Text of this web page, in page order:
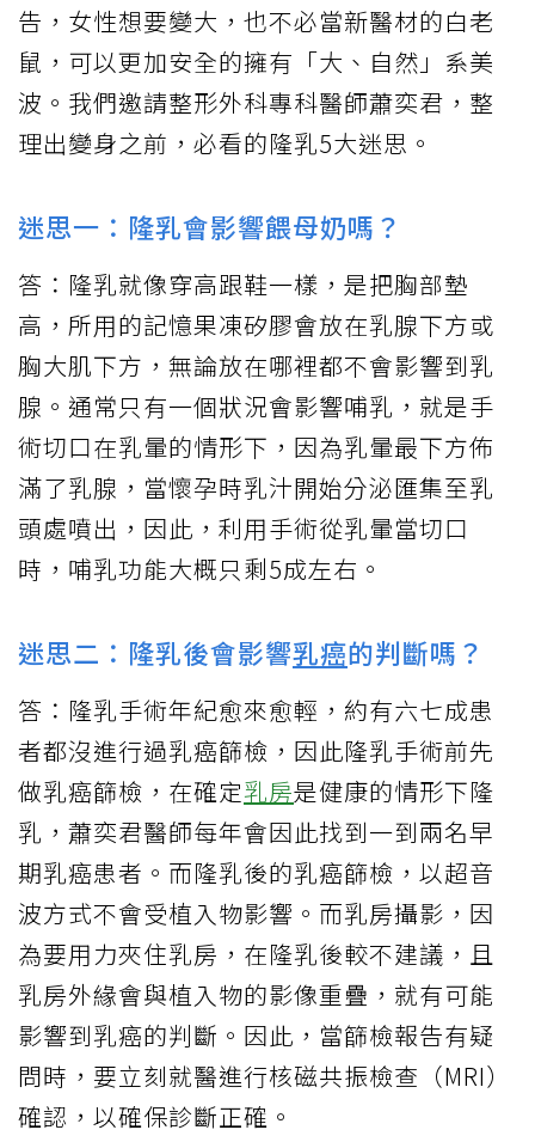
告，女性想要變大，也不必當新醫材的白老
鼠，可以更加安全的擁有「大、自然」系美
波。我們邀請整形外科專科醫師蕭奕君，整
理出變身之前，必看的隆乳5大迷思。
迷思一：隆乳會影響餵母奶嗎？
答：隆乳就像穿高跟鞋一樣，是把胸部墊
高，所用的記憶果凍矽膠會放在乳腺下方或
胸大肌下方，無論放在哪裡都不會影響到乳
腺。通常只有一個狀況會影響哺乳，就是手
術切口在乳暈的情形下，因為乳暈最下方佈
滿了乳腺，當懷孕時乳汁開始分泌匯集至乳
頭處噴出，因此，利用手術從乳暈當切口
時，哺乳功能大概只剩5成左右。
迷思二：隆乳後會影響乳癌的判斷嗎？
答：隆乳手術年紀愈來愈輕，約有六七成患
者都沒進行過乳癌篩檢，因此隆乳手術前先
做乳癌篩檢，在確定乳房是健康的情形下隆
乳，蕭奕君醫師每年會因此找到一到兩名早
期乳癌患者。而隆乳後的乳癌篩檢，以超音
波方式不會受植入物影響。而乳房攝影，因
為要用力夾住乳房，在隆乳後較不建議，且
乳房外緣會與植入物的影像重疊，就有可能
影響到乳癌的判斷。因此，當篩檢報告有疑
問時，要立刻就醫進行核磁共振檢查（MRI）
確認，以確保診斷正確。